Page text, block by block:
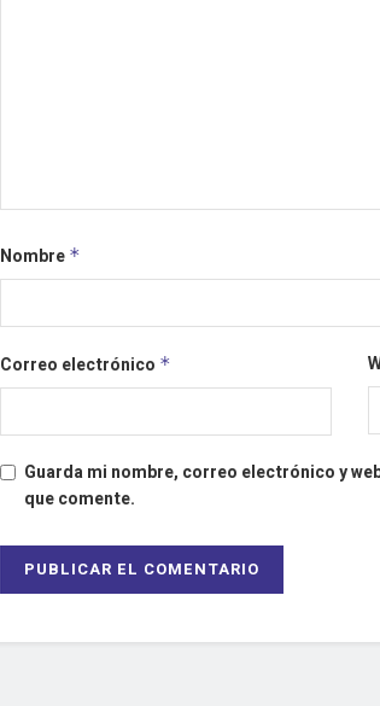
Nombre *
Correo electrónico *
Guarda mi nombre, correo electrónico y
que comente.